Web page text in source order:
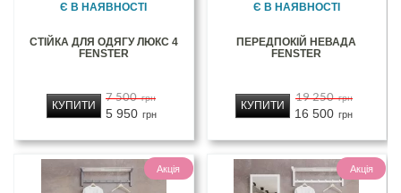
Є В НАЯВНОСТІ
СТІЙКА ДЛЯ ОДЯГУ ЛЮКС 4
FENSTER
7 500 грн
5 950 грн
КУПИТИ
Є В НАЯВНОСТІ
ПЕРЕДПОКІЙ НЕВАДА
FENSTER
19 250 грн
16 500 грн
КУПИТИ
Акція Акція